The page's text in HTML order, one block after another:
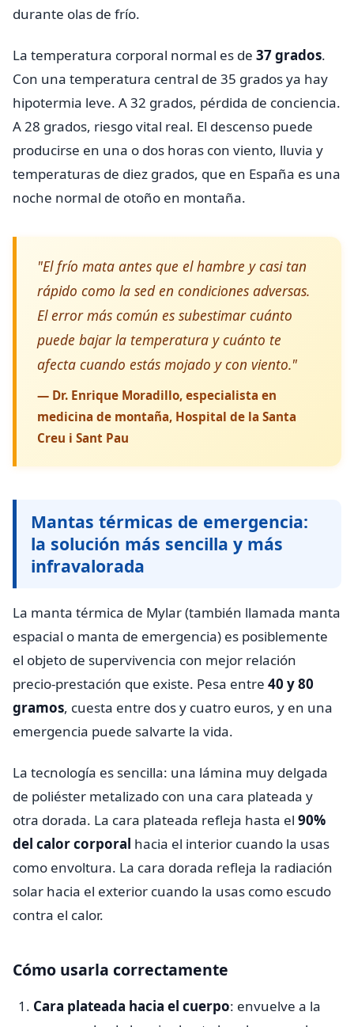
durante olas de frío.
La temperatura corporal normal es de 37 grados.
Con una temperatura central de 35 grados ya hay
hipotermia leve. A 32 grados, pérdida de conciencia.
A 28 grados, riesgo vital real. El descenso puede
producirse en una o dos horas con viento, lluvia y
temperaturas de diez grados, que en España es una
noche normal de otoño en montaña.
"El frío mata antes que el hambre y casi tan
rápido como la sed en condiciones adversas.
El error más común es subestimar cuánto
puede bajar la temperatura y cuánto te
afecta cuando estás mojado y con viento."
— Dr. Enrique Moradillo, especialista en
medicina de montaña, Hospital de la Santa
Creu i Sant Pau
Mantas térmicas de emergencia:
la solución más sencilla y más
infravalorada
La manta térmica de Mylar (también llamada manta
espacial o manta de emergencia) es posiblemente
el objeto de supervivencia con mejor relación
precio-prestación que existe. Pesa entre 40 y 80
gramos, cuesta entre dos y cuatro euros, y en una
emergencia puede salvarte la vida.
La tecnología es sencilla: una lámina muy delgada
de poliéster metalizado con una cara plateada y
otra dorada. La cara plateada refleja hasta el 90%
del calor corporal hacia el interior cuando la usas
como envoltura. La cara dorada refleja la radiación
solar hacia el exterior cuando la usas como escudo
contra el calor.
Cómo usarla correctamente
Cara plateada hacia el cuerpo: envuelve a la